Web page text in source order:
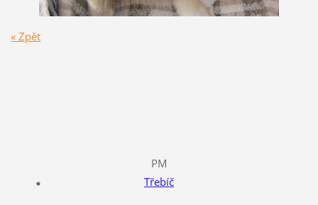
« Zpět
PM
Třebíč